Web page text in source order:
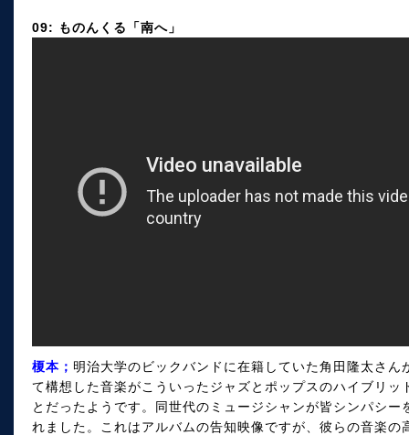
09: ものんくる「南へ」
榎本； 明治大学のビックバンドに在籍していた角田隆太さ
て構想した音楽がこういったジャズとポップスのハイブリ
とだったようです。同世代のミュージシャンが皆シンパシ
れました。これはアルバムの告知映像ですが、彼らの音楽